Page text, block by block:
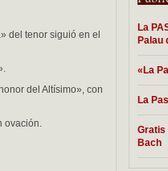
La
Palau
«La
La
Gratis
Bach
del tenor siguió en el
del Altísimo», con
ovación.